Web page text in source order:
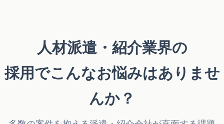
人材派遣・紹介業界の
採用でこんなお悩みはありませ
んか？